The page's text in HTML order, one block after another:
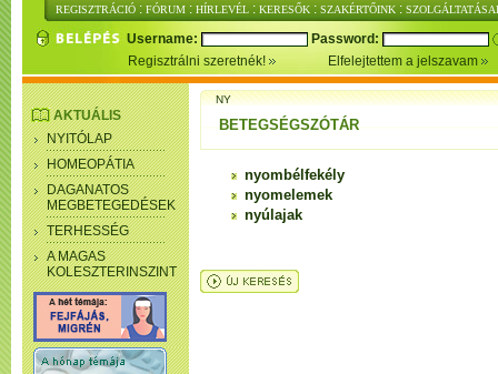
REGISZTRÁCIÓ : FÓRUM : HÍRLEVÉL : KERESŐK : SZAKÉRTŐINK :
Username:
Password:
Regisztrálni szeretnék!
Elfelejtettem a jelszavam
AKTUÁLIS
NYITÓLAP
HOMEOPÁTIA
DAGANATOS
MEGBETEGEDÉSEK
TERHESSÉG
A MAGAS
KOLESZTERINSZINT
NY
BETEGSÉGSZÓTÁR
nyombélfekély
nyomelemek
nyúlajak